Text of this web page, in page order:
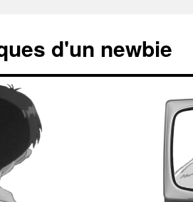
d'un newbie